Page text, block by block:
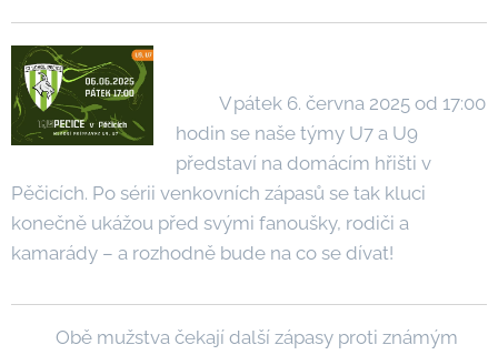
V pátek 6. června 2025 od 17:00
hodin se naše týmy U7 a U9
představí na domácím hřišti v
Pěčicích. Po sérii venkovních zápasů se tak kluci
konečně ukážou před svými fanoušky, rodiči a
kamarády – a rozhodně bude na co se dívat!
Obě mužstva čekají další zápasy proti známým